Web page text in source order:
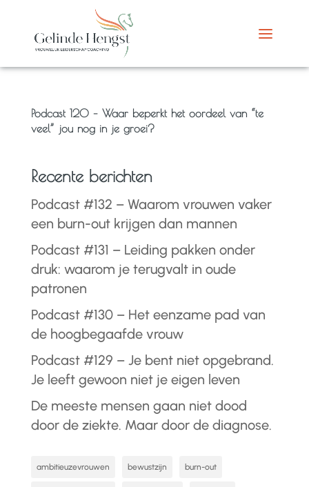
Podcast 120 – Waar beperkt het oordeel van “te
veel” jou nog in je groei?
Recente berichten
Podcast #132 – Waarom vrouwen vaker
een burn-out krijgen dan mannen
Podcast #131 – Leiding pakken onder
druk: waarom je terugvalt in oude
patronen
Podcast #130 – Het eenzame pad van
de hoogbegaafde vrouw
Podcast #129 – Je bent niet opgebrand.
Je leeft gewoon niet je eigen leven
De meeste mensen gaan niet dood
door de ziekte. Maar door de diagnose.
ambitieuzevrouwen bewustzijn burn-out